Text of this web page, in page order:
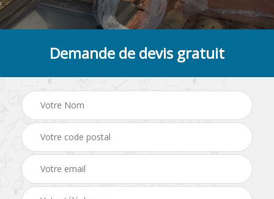
Demande de devis gratuit